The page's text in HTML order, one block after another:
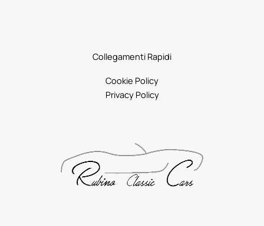
Collegamenti Rapidi
Cookie Policy
Privacy Policy